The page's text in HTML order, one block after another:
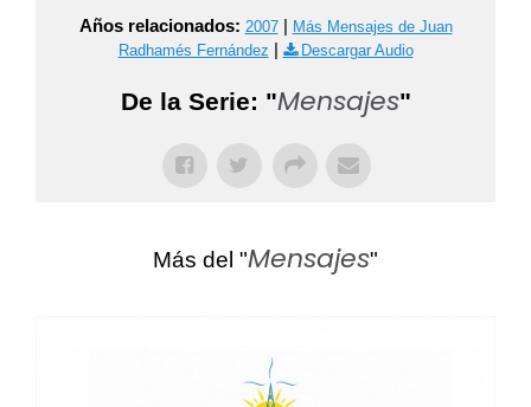
Años relacionados: 2007| Más Mensajes de Juan
Radhamés Fernández | Descargar Audio
De la Serie: "Mensajes"
Más del "Mensajes"